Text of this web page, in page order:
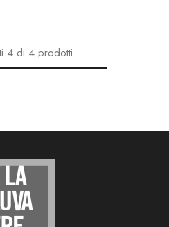
4 di 4 prodotti